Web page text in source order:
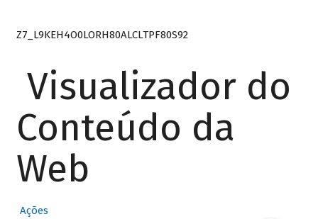
Z7_L9KEH4O0LORH80ALCLTPF80S92
Visualizador do
Conteúdo da
Web
Ações